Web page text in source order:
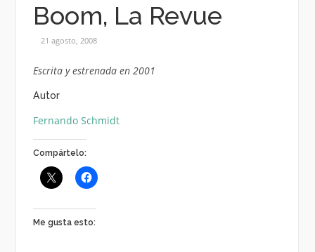
Boom, La Revue
21 agosto, 2008
Escrita y estrenada en 2001
Autor
Fernando Schmidt
Compártelo:
Me gusta esto: